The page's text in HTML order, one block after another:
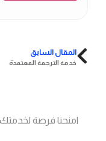
امنحنا فرصة
المقال السابق
خدمة الترجمة المعتمدة